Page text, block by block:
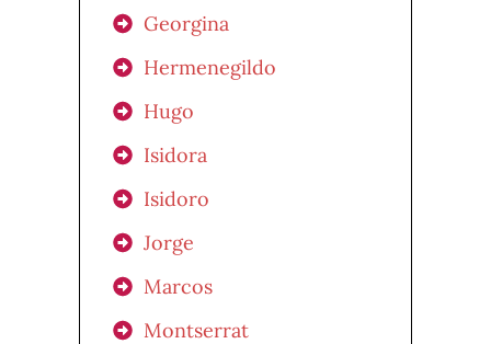
Georgina
Hermenegildo
Hugo
Isidora
Isidoro
Jorge
Marcos
Montserrat